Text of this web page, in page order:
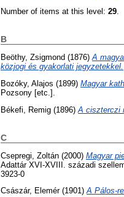
Number of items at this level: 29.
B
Beöthy, Zsigmond (1876)A
közjogi és gyakorlati jegyzetekkel.
Bozóky, Alajos (1899) Magyar
Pozsony [etc.].
Békefi, Remig (1896) A ciszterczi
C
Csepregi, Zoltán (2000) Magyar
Adattár XVI-XVIII. századi
3923-0
Császár, Elemér(1901)A Pálos-